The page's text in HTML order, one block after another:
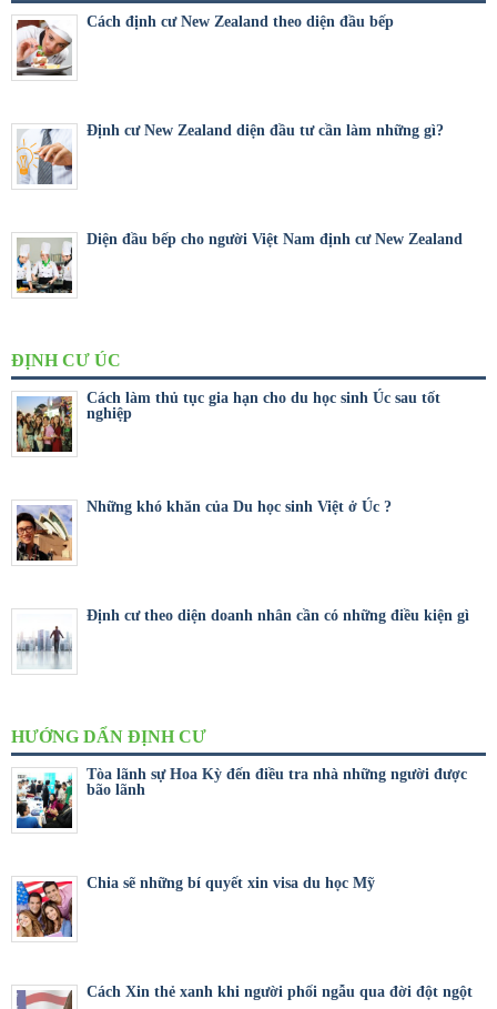
Cách định cư New Zealand theo diện đầu bếp
Định cư New Zealand diện đầu tư cần làm những gì?
Diện đầu bếp cho người Việt Nam định cư New Zealand
ĐỊNH CƯ ÚC
Cách làm thủ tục gia hạn cho du học sinh Úc sau tốt
nghiệp
Những khó khăn của Du học sinh Việt ở Úc ?
Định cư theo diện doanh nhân cần có những điều kiện gì
HƯỚNG DẨN ĐỊNH CƯ
Tòa lãnh sự Hoa Kỳ đến điều tra nhà những người được
bão lãnh
Chia sẽ những bí quyết xin visa du học Mỹ
Cách Xin thẻ xanh khi người phối ngẫu qua đời đột ngột